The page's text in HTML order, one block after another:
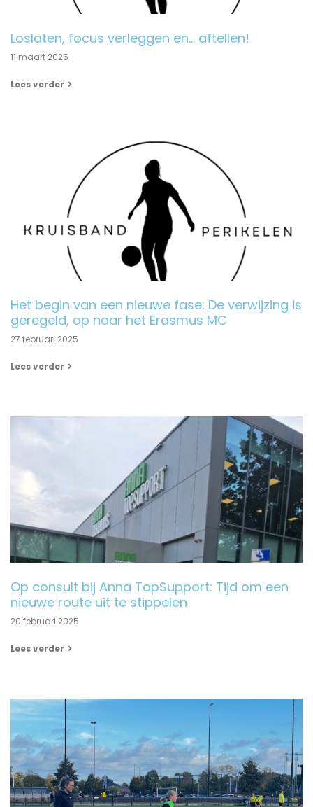
Loslaten, focus verleggen en… aftellen!
11 maart 2025
Lees verder
Het begin van een nieuwe fase: De verwijzing is
geregeld, op naar het Erasmus MC
27 februari 2025
Lees verder
Op consult bij Anna TopSupport: Tijd om een
nieuwe route uit te stippelen
20 februari 2025
Lees verder